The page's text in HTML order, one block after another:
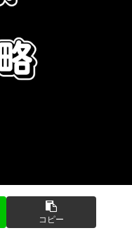
コピー